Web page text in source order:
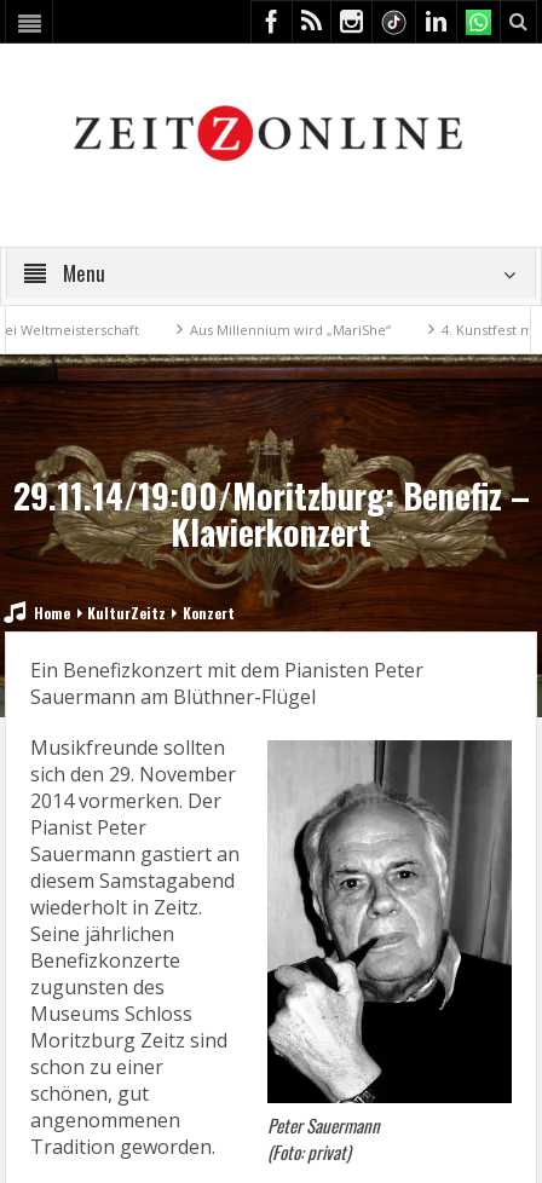
Menu
Aus Millennium wird „MariShe“ 4. Kunstfest macht Zeitz
29.11.14/19:00/Moritzburg: Benefiz –
Klavierkonzert
Home KulturZeitz Konzert
Ein Benefizkonzert mit dem Pianisten Peter
Sauermann am Blüthner-Flügel
Peter Sauermann
(Foto: privat)
Musikfreunde sollten
sich den 29. November
2014 vormerken. Der
Pianist Peter
Sauermann gastiert an
diesem Samstagabend
wiederholt in Zeitz.
Seine jährlichen
Benefizkonzerte
zugunsten des
Museums Schloss
Moritzburg Zeitz sind
schon zu einer
schönen, gut
angenommenen
Tradition geworden.